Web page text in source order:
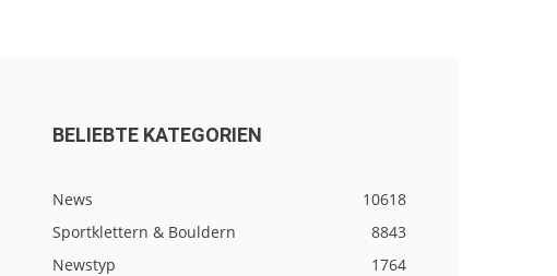
BELIEBTE KATEGORIEN
News
10618
Sportklettern & Bouldern
8843
Newstyp
1764